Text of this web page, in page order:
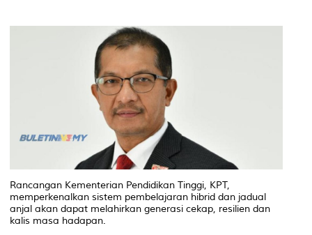
Rancangan Kementerian Pendidikan Tinggi, KPT,
memperkenalkan sistem pembelajaran hibrid dan jadual
anjal akan dapat melahirkan generasi cekap, resilien dan
kalis masa hadapan.